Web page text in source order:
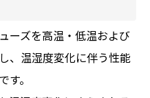
ーズを高温・低温および
、温湿度変化に伴う性能
。